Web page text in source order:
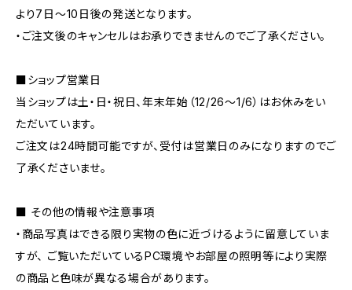
より7日〜10日後の発送となります。
・ご注文後のキャンセルはお承りできませんのでご了承ください。
■ショップ営業日
当ショップは土・日・祝日、年末年始（12/26〜1/6）はお休みをい
ただいています。
ご注文は24時間可能ですが、受付は営業日のみになりますのでご
了承くださいませ。
■ その他の情報や注意事項
・商品写真はできる限り実物の色に近づけるように留意していま
すが、 ご覧いただいているPC環境やお部屋の照明等により実際
の商品と色味が異なる場合があります。